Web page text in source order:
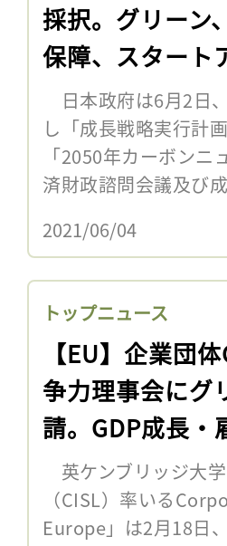
採択。グリーン
保障、スタート
日本政府は6月2日
し「成長戦略実行計
「2050年カーボン
済財政諮問会議及び
2021/06/04
トップニュース
【EU】企業団
争力理事会にグ
請。GDP成長・
英ケンブリッジ大
（CISL）率いる
Europe」は2月18日